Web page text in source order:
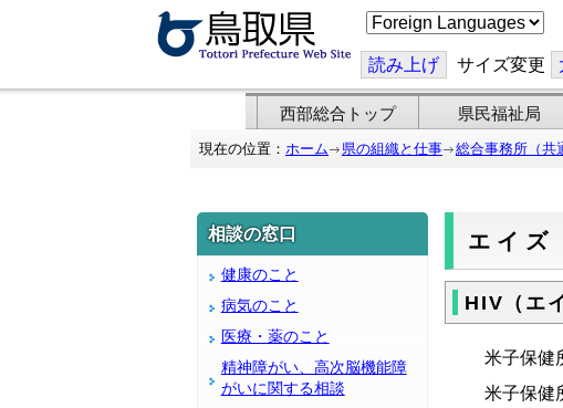
こ
の
ジ
を
翻
訳
す
読み上げ サイズ変更
西部総合トップ 県民福祉局
現在の位置： ホーム 県の組織と仕事 総合事務所（共
相談の窓口
健康のこと
病気のこと
医療・薬のこと
精神障がい、高次脳機能障
がいに関する相談
エイズ
HIV（エ
米子保健
米子保健